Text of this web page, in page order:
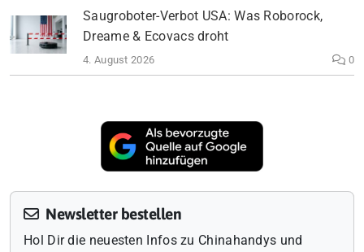
Saugroboter-Verbot USA: Was Roborock,
Dreame & Ecovacs droht
4. August 2026 0
Newsletter bestellen
Hol Dir die neuesten Infos zu Chinahandys und